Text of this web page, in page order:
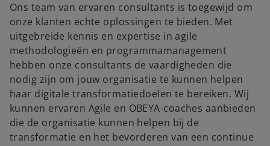
Ons team van ervaren consultants is toegewijd om
onze klanten echte oplossingen te bieden. Met
uitgebreide kennis en expertise in agile
methodologieën en programmamanagement
hebben onze consultants de vaardigheden die
nodig zijn om jouw organisatie te kunnen helpen
haar digitale transformatiedoelen te bereiken. Wij
kunnen ervaren Agile en OBEYA-coaches aanbieden
die de organisatie kunnen helpen bij de
transformatie en het bevorderen van een continue